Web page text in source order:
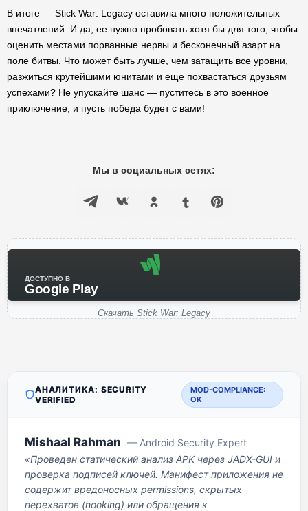
В итоге — Stick War: Legacy оставила много положительных
впечатлений. И да, ее нужно пробовать хотя бы для того, чтобы
оценить местами порванные нервы и бесконечный азарт на
поле битвы. Что может быть лучше, чем затащить все уровни,
разжиться крутейшими юнитами и еще похвастаться друзьям
успехами? Не упускайте шанс — пуститесь в это военное
приключение, и пусть победа будет с вами!
Мы в социальных сетях:
ДОСТУПНО В
Google Play
Скачать Stick War: Legacy
АНАЛИТИКА: SECURITY
VERIFIED
MOD-COMPLIANCE:
OK
Mishaal Rahman — Android Security Expert
«Проведен статический анализ APK через JADX-GUI и
проверка подписей ключей. Манифест приложения не
содержит вредоносных permissions, скрытых
перехватов (hooking) или обращения к